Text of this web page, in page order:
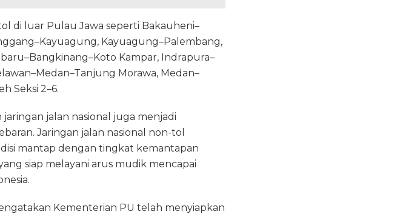
di luar Pulau Jawa seperti Bakauheni–
Kayuagung–Palembang,
Kampar, Indrapura–
Morawa, Medan–
Seksi 2–6.
jalan nasional juga menjadi
Jaringan jalan nasional non-tol
mantap dengan tingkat kemantapan
siap melayani arus mudik mencapai
Kementerian PU telah menyiapkan